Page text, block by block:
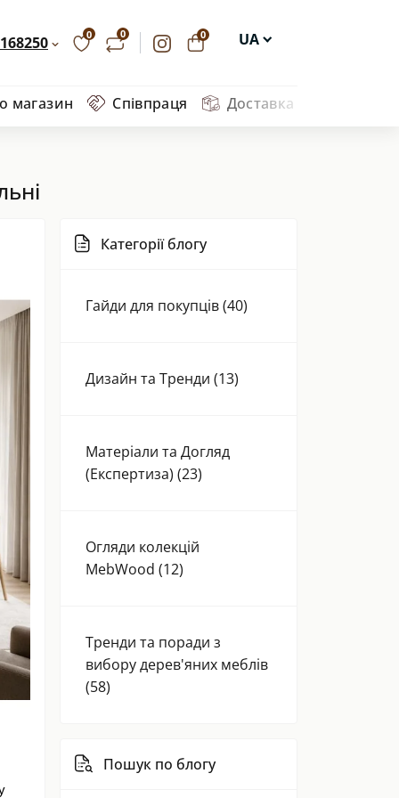
0 0 0 UA
DE
магазин Співпраця Доставка та оплата
Категорії блогу
Гайди для покупців (40)
Дизайн та Тренди (13)
Матеріали та Догляд
(Експертиза) (23)
Огляди колекцій
MebWood (12)
Тренди та поради з
вибору дерев'яних меблів
(58)
Пошук по блогу